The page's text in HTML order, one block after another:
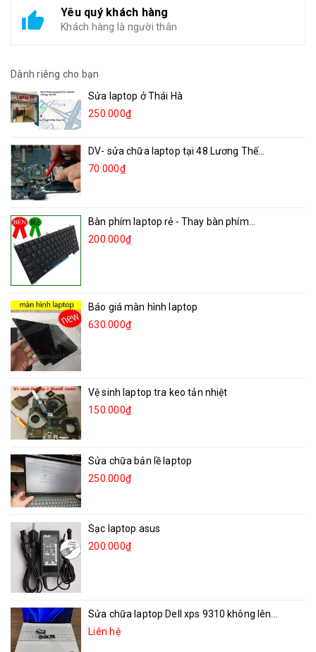
Yêu quý khách hàng
Khách hàng là người thân
Dành riêng cho bạn
Sửa laptop ở Thái Hà
250.000₫
DV- sửa chữa laptop tại 48 Lương Thế...
70.000₫
Bàn phím laptop rẻ - Thay bàn phím...
200.000₫
Báo giá màn hình laptop
630.000₫
Vệ sinh laptop tra keo tản nhiệt
150.000₫
Sửa chữa bản lề laptop
250.000₫
Sạc laptop asus
200.000₫
Sửa chữa laptop Dell xps 9310 không lên...
Liên hệ